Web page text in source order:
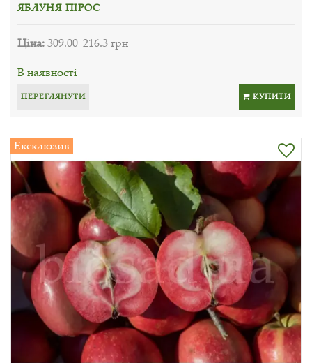
ЯБЛУНЯ ПІРОС
Ціна:309.00 216.3 грн
В наявності
ПЕРЕГЛЯНУТИ КУПИТИ
Ексклюзив